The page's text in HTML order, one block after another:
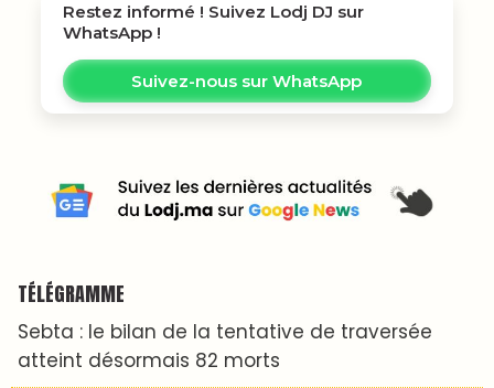
Restez informé ! Suivez Lodj DJ sur
WhatsApp !
Suivez-nous sur WhatsApp
TÉLÉGRAMME
Sebta : le bilan de la tentative de traversée
atteint désormais 82 morts